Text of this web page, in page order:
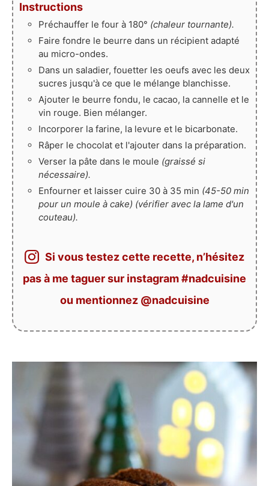
Instructions
Préchauffer le four à 180° (chaleur tournante).
Faire fondre le beurre dans un récipient adapté
au micro-ondes.
Dans un saladier, fouetter les oeufs avec les deux
sucres jusqu'à ce que le mélange blanchisse.
Ajouter le beurre fondu, le cacao, la cannelle et le
vin rouge. Bien mélanger.
Incorporer la farine, la levure et le bicarbonate.
Râper le chocolat et l'ajouter dans la préparation.
Verser la pâte dans le moule (graissé si
nécessaire).
Enfourner et laisser cuire 30 à 35 min (45-50 min
pour un moule à cake) (vérifier avec la lame d'un
couteau).
Si vous testez cette recette, n’hésitez
pas à me taguer sur instagram #nadcuisine
ou mentionnez @nadcuisine